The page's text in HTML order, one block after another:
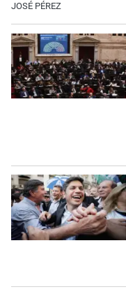
JOSÉ PÉREZ